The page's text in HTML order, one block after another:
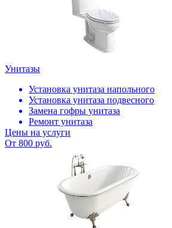
Унитазы
Установка унитаза напольного
Установка унитаза подвесного
Замена гофры унитаза
Ремонт унитаза
Цены на услуги
От 800 руб.